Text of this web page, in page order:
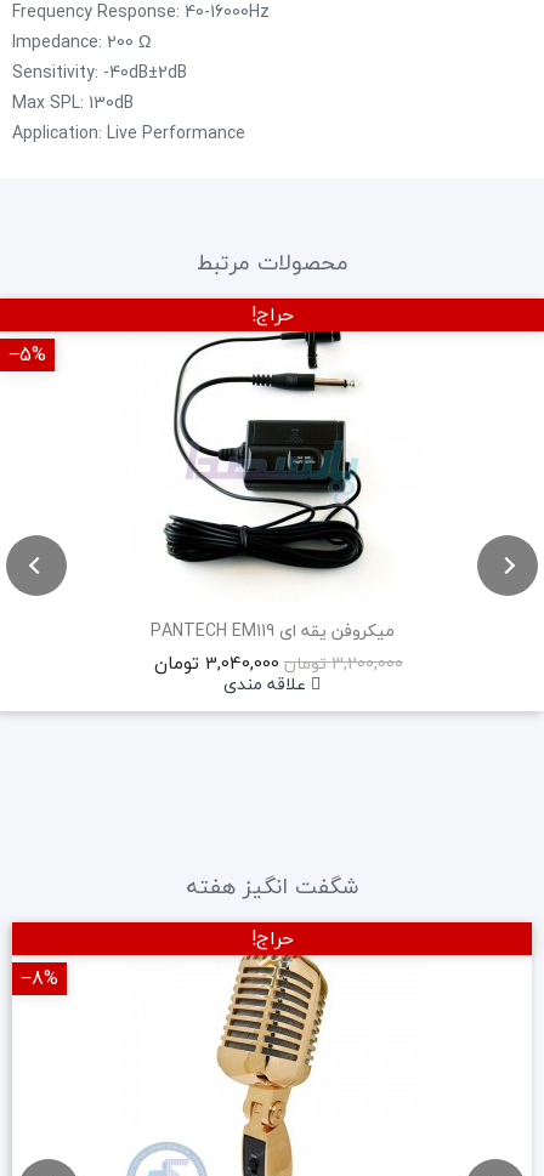
Frequency Response: 40-16000Hz
Impedance: 200 Ω
Sensitivity: -40dB±2dB
Max SPL: 130dB
Application: Live Performance
محصولات مرتبط
میکروفن یقه ای PANTECH EM119
3,200,000 تومان
3,040,000 تومان
علاقه مندی
حراج!
‎−5%
شگفت انگیز هفته
حراج!
‎−8%